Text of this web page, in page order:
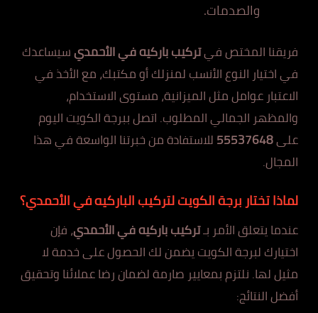
والصدمات.
فريقنا المختص فيتركيب باركيه في الأحمديسيساعدك
في اختيار النوع الأنسب لمنزلك أو مكتبك، مع الأخذ في
الاعتبار عوامل مثل الميزانية، مستوى الاستخدام،
والمظهر الجمالي المطلوب. اتصل ببرجة الكويت اليوم
على55537648للاستفادة من خبرتنا الواسعة في هذا
المجال.
لماذا تختار برجة الكويت لتركيب الباركيه في الأحمدي؟
عندما يتعلق الأمر بـتركيب باركيه في الأحمدي، فإن
اختيارك لبرجة الكويت يضمن لك الحصول على خدمة لا
مثيل لها. نلتزم بمعايير صارمة لضمان رضا عملائنا وتحقيق
أفضل النتائج: